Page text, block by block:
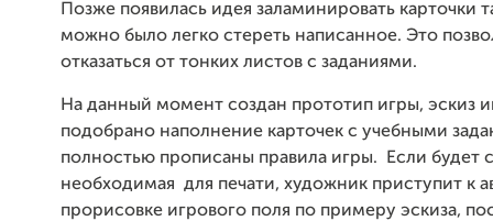
Позже появилась идея заламинировать карточки
можно было легко стереть написанное. Это
отказаться от тонких листов с заданиями.
На данный момент создан прототип игры, эскиз
подобрано наполнение карточек с учебными
полностью прописаны правила игры.
Если будет
необходимая для печати, художник приступит к
прорисовке игрового поля по примеру эскиза,